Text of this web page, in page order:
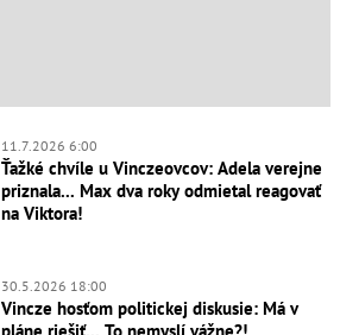
11.7.2026 6:00
Ťažké chvíle u Vinczeovcov: Adela verejne
priznala... Max dva roky odmietal reagovať
na Viktora!
30.5.2026 18:00
Vincze hosťom politickej diskusie: Má v